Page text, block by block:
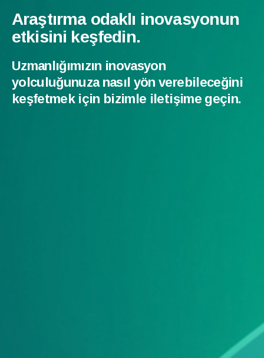
Araştırma odaklı inovasyonun
etkisini keşfedin.
Uzmanlığımızın inovasyon
yolculuğunuza nasıl yön verebileceğini
keşfetmek için bizimle iletişime geçin.